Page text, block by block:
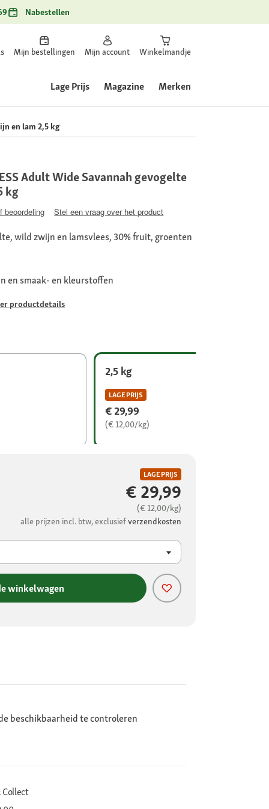
Nabestellen
Mijn bestellingen Mijn account Winkelmandje
Lage Prijs Magazine Merken
en lam 2,5 kg
Adult Wide Savannah gevogelte
kg
beoordeling Stel een vraag over het product
wild zwijn en lamsvlees, 30% fruit, groenten
en smaak- en kleurstoffen
productdetails
2,5 kg
LAGE PRIJS
€ 29,99
(€ 12,00/kg)
LAGE PRIJS
€ 29,99
(€ 12,00/kg)
alle prijzen incl. btw, exclusiefverzendkosten
winkelwagen
beschikbaarheid te controleren